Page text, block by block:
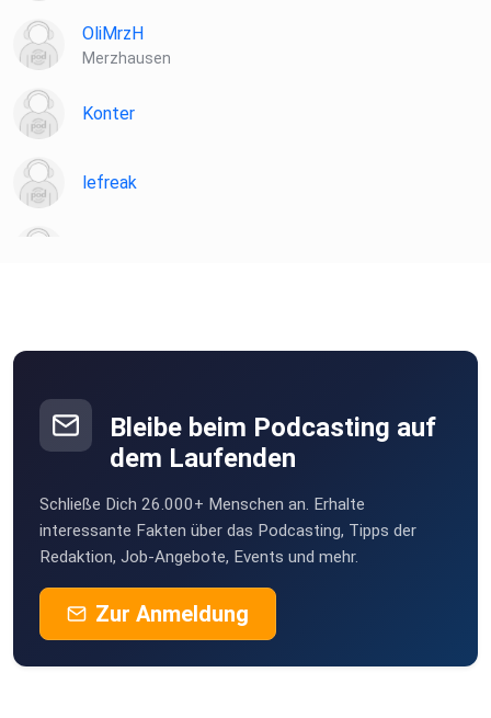
OliMrzH
Merzhausen
Konter
lefreak
Mesner
Berlin
StefanieBG
Buddel003
Dortmund
Bleibe beim Podcasting auf
dem Laufenden
Schließe Dich 26.000+ Menschen an. Erhalte
interessante Fakten über das Podcasting, Tipps der
Redaktion, Job-Angebote, Events und mehr.
Zur Anmeldung